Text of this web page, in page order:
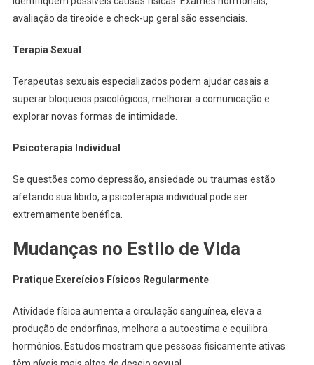
avaliação da tireoide e check-up geral são essenciais.
Terapia Sexual
Terapeutas sexuais especializados podem ajudar casais a
superar bloqueios psicológicos, melhorar a comunicação e
explorar novas formas de intimidade.
Psicoterapia Individual
Se questões como depressão, ansiedade ou traumas estão
afetando sua libido, a psicoterapia individual pode ser
extremamente benéfica.
Mudanças no Estilo de Vida
Pratique Exercícios Físicos Regularmente
Atividade física aumenta a circulação sanguínea, eleva a
produção de endorfinas, melhora a autoestima e equilibra
hormônios. Estudos mostram que pessoas fisicamente ativas